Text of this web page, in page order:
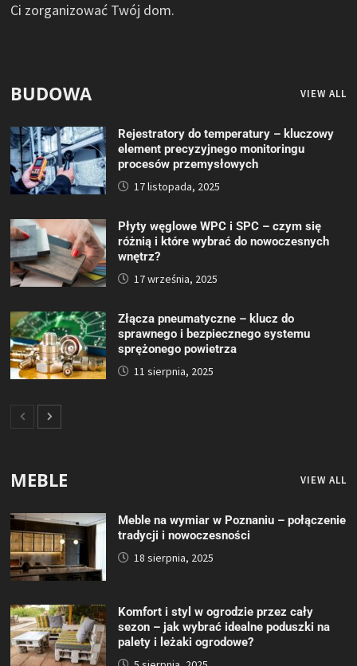
Ci zorganizować Twój dom.
BUDOWA VIEW ALL
Rejestratory do temperatury – kluczowy
element precyzyjnego monitoringu
procesów przemysłowych
17 listopada, 2025
Płyty węglowe WPC i SPC – czym się
różnią i które wybrać do nowoczesnych
wnętrz?
17 września, 2025
Złącza pneumatyczne – klucz do
sprawnego i bezpiecznego systemu
sprężonego powietrza
11 sierpnia, 2025
MEBLE VIEW ALL
Meble na wymiar w Poznaniu – połączenie
tradycji i nowoczesności
18 sierpnia, 2025
Komfort i styl w ogrodzie przez cały
sezon – jak wybrać idealne poduszki na
palety i leżaki ogrodowe?